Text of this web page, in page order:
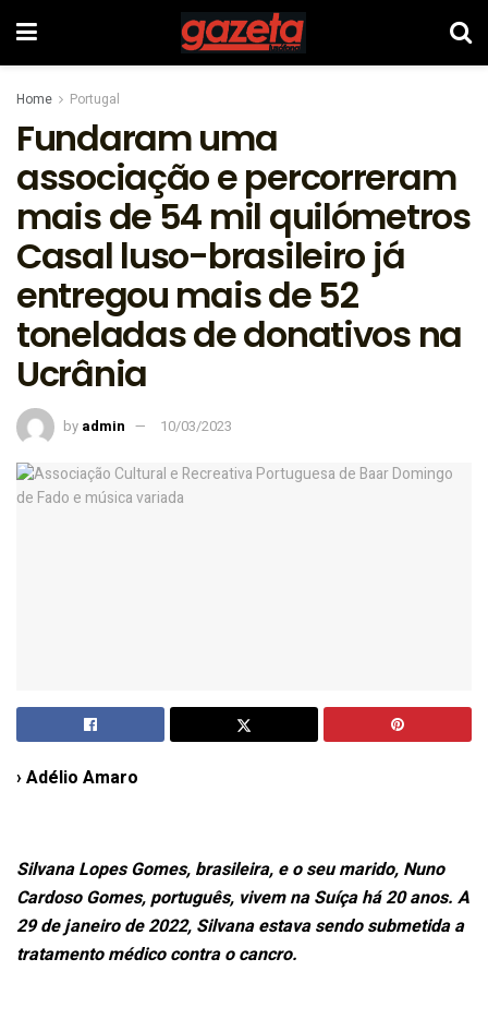
Home Portugal
Fundaram uma
associação e percorreram
mais de 54 mil quilómetros
Casal luso-brasileiro já
entregou mais de 52
toneladas de donativos na
Ucrânia
by admin 10/03/2023
› Adélio Amaro
Silvana Lopes Gomes, brasileira, e o seu marido, Nuno
Cardoso Gomes, português, vivem na Suíça há 20 anos. A
29 de janeiro de 2022, Silvana estava sendo submetida a
tratamento médico contra o cancro.